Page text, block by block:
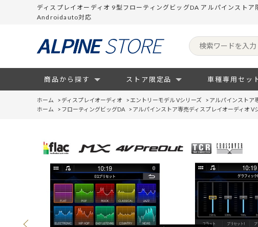
ディスプレイオーディオ 9型フローティングビッグDA アルパインスト
Androidauto対応
商品から探す ストア限定品 車種専用セッ
ホーム > ディスプレイオーディオ > エントリーモデル Vシリーズ > アルパインストア
ホーム
> フローティングビッグDA > アルパインストア専売ディスプレイオーディオ V